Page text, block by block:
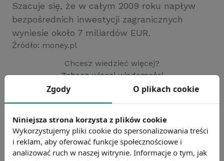
Szacuje się, że w całym 2009 roku napływ
bezpośrednich inwestycji zagranicznych
wyniesie około 7 miliardów EUR.
Źródło: money.pl
Chcesz wiedzieć więcej?
Zobacz więcej wiadomości
Zgody O plikach cookie
Niniejsza strona korzysta z plików cookie
Wykorzystujemy pliki cookie do spersonalizowania treści
i reklam, aby oferować funkcje społecznościowe i
analizować ruch w naszej witrynie. Informacje o tym, jak